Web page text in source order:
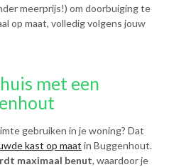
meerprijs!) om doorbuiging te
op maat, volledig volgens jouw
met een
gebruiken in je woning? Dat
kast op maat in Buggenhout.
maximaal benut, waardoor je